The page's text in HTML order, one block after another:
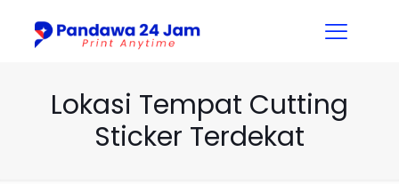
Lokasi Tempat Cutting
Sticker Terdekat